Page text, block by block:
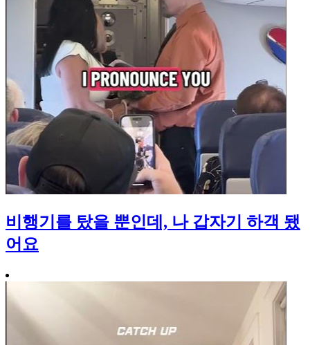
비행기를 탔을 뿐인데, 나 갑자기 하객 됐
어요